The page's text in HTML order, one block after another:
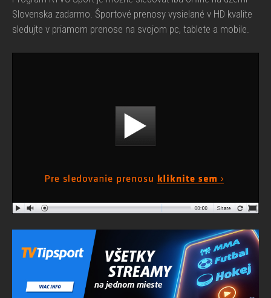
Slovenska zadarmo. Športové prenosy vysielané v HD kvalite
sledujte v priamom prenose na svojom pc, tablete a mobile.